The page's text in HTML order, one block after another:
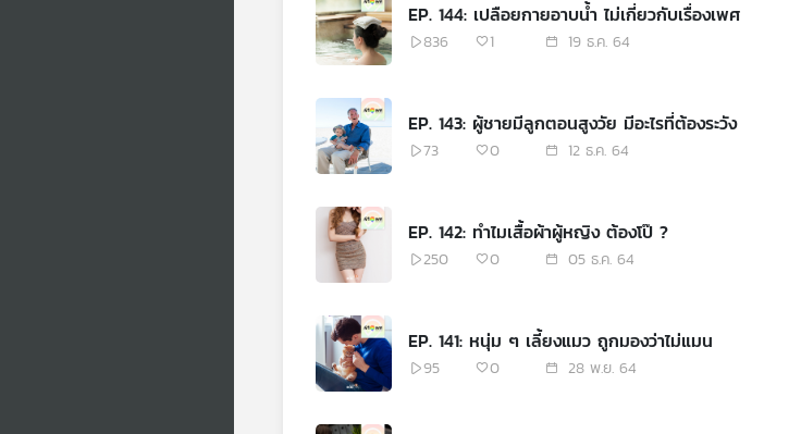
EP. 144: เปลือยกายอาบน้ำ ไม่เกี่ยวกับเรื่องเพศ
836 1 19 ธ.ค. 64
EP. 143: ผู้ชายมีลูกตอนสูงวัย มีอะไรที่ต้องระวัง
73 0 12 ธ.ค. 64
EP. 142: ทำไมเสื้อผ้าผู้หญิง ต้องโป๊ ?
250 0 05 ธ.ค. 64
EP. 141: หนุ่ม ๆ เลี้ยงแมว ถูกมองว่าไม่แมน
95 0 28 พ.ย. 64